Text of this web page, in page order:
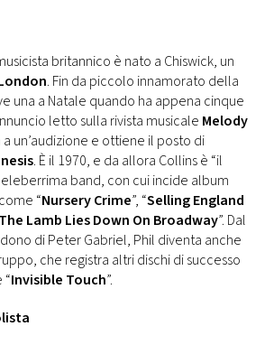
britannico è nato a Chiswick, un
. Fin da piccolo innamorato della
una a Natale quando ha appena cinque
letto sulla rivista musicale Melody
a un’audizione e ottiene il posto di
. È il 1970, e da allora Collins è “il
band, con cui incide album
“Nursery Crime”, “Selling England
The Lamb Lies Down On Broadway”. Dal
di Peter Gabriel, Phil diventa anche
che registra altri dischi di successo
“Invisible Touch”.